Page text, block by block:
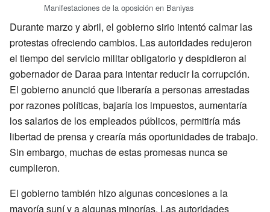
Manifestaciones de la oposición en Baniyas
Durante marzo y abril, el gobierno sirio intentó calmar las
protestas ofreciendo cambios. Las autoridades redujeron
el tiempo del servicio militar obligatorio y despidieron al
gobernador de Daraa para intentar reducir la corrupción.
El gobierno anunció que liberaría a personas arrestadas
por razones políticas, bajaría los impuestos, aumentaría
los salarios de los empleados públicos, permitiría más
libertad de prensa y crearía más oportunidades de trabajo.
Sin embargo, muchas de estas promesas nunca se
cumplieron.
El gobierno también hizo algunas concesiones a la
mayoría suní y a algunas minorías. Las autoridades